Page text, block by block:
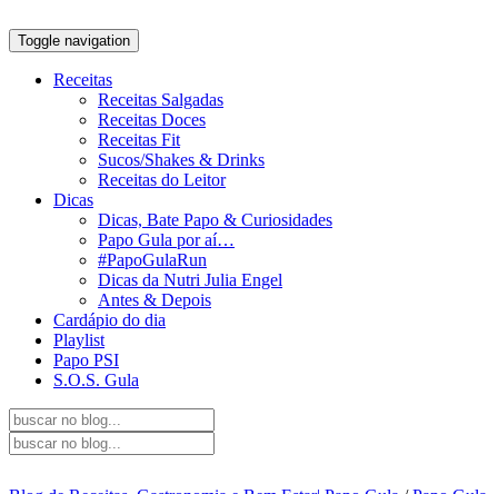
Toggle navigation
Receitas
Receitas Salgadas
Receitas Doces
Receitas Fit
Sucos/Shakes & Drinks
Receitas do Leitor
Dicas
Dicas, Bate Papo & Curiosidades
Papo Gula por aí…
#PapoGulaRun
Dicas da Nutri Julia Engel
Antes & Depois
Cardápio do dia
Playlist
Papo PSI
S.O.S. Gula